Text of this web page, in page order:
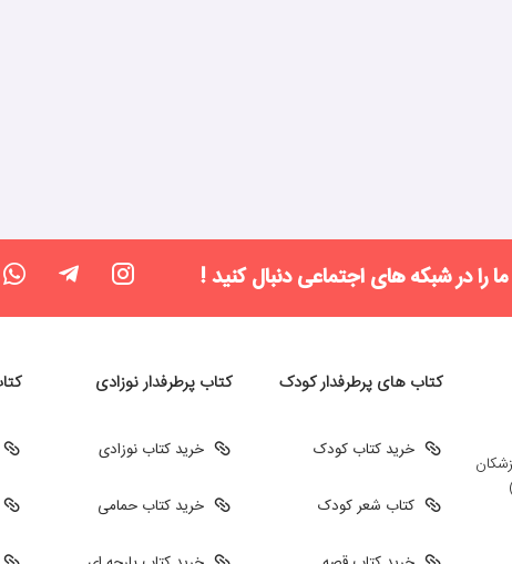
ما را در شبکه های اجتماعی دنبال کنید !
کتاب های پرطرفدار کودک
خرید کتاب کودک
کتاب شعر کودک
کتاب پرطرفدار نوزادی
خرید کتاب نوزادی
خرید کتاب حمامی